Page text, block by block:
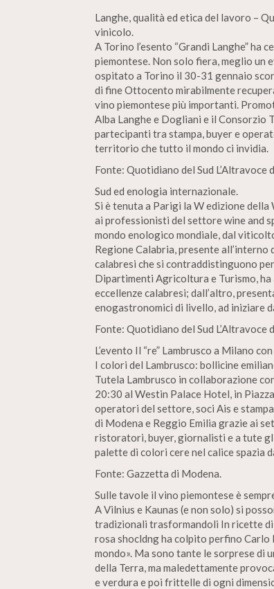
Langhe, qualità ed etica del lavoro –
vinicolo.
A Torino l’esento “Grandi Langhe” ha
piemontese. Non solo fiera, meglio un
ospitato a Torino il 30-31 gennaio
di fine Ottocento mirabilmente
vino piemontese più importanti.
Alba Langhe e Dogliani e il Consorzio
partecipanti tra stampa, buyer e
territorio che tutto il mondo ci invidia.
Fonte: Quotidiano del Sud L’Altravoce
Sud ed enologia internazionale.
Si è tenuta a Parigi la W edizione
ai professionisti del settore wine and
mondo enologico mondiale, dal
Regione Calabria, presente
calabresi che si contraddistinguono
Dipartimenti Agricoltura e Turismo,
eccellenze calabresi; dall’altro,
enogastronomici di livello, ad iniziare
Fonte: Quotidiano del Sud L’Altravoce
L’evento Il “re” Lambrusco a Milano
I colori del Lambrusco: bollicine
Tutela Lambrusco in collaborazione
20:30 al Westin Palace Hotel, in
operatori del settore, soci Ais e
di Modena e Reggio Emilia grazie ai
ristoratori, buyer, giornalisti e a tute
palette di colori cere nel calice spazia
Fonte: Gazzetta di Modena.
Sulle tavole il vino piemontese è
A Vilnius e Kaunas (e non solo) si
tradizionali trasformandoli In ricette di
rosa shocldng ha colpito perfino Carlo
mondo». Ma sono tante le sorprese di
della Terra, ma maledettamente
e verdura e poi frittelle di ogni